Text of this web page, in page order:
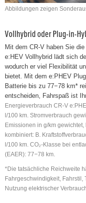
Abbildungen zeigen
Vollhybrid oder Plug-in-
Mit dem CR-V haben Sie
e:HEV Vollhybrid lädt sich
wodurch er viel Flexibilität
bietet. Mit dem e:PHEV
Batterie bis zu 77−78 km*
entscheiden, Fahrspaß ist
Energieverbrauch CR-V
l/100 km. Stromverbrauch
Emissionen in g/km
kombiniert: B.
l/100 km. CO₂-Klasse bei
(EAER): 77−78 km.
*Die tatsächliche Reichweite
Fahrgeschwindigkeit,
Nutzung elektrischer